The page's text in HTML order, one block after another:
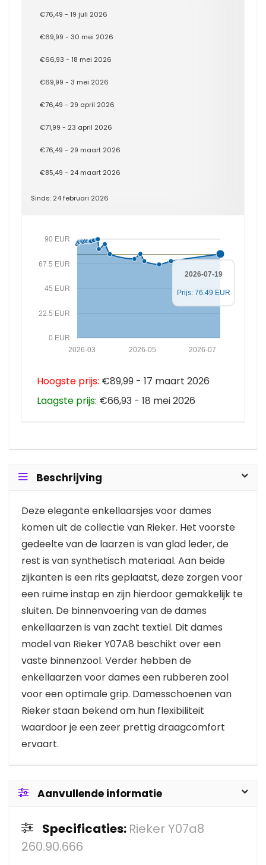
€76,49 - 19 juli 2026
€69,99 - 30 mei 2026
€66,93 - 18 mei 2026
€69,99 - 3 mei 2026
€76,49 - 29 april 2026
€71,99 - 23 april 2026
€76,49 - 29 maart 2026
€85,49 - 24 maart 2026
Sinds: 24 februari 2026
0 EUR
22.5 EUR
45 EUR
67.5 EUR
90 EUR
2026-07
2026-05
2026-03
2026-07-19
Prijs: 76.49 EUR
Hoogste prijs: €89,99 - 17 maart 2026
Laagste prijs: €66,93 - 18 mei 2026
Beschrijving
Deze elegante enkellaarsjes voor dames
komen uit de collectie van Rieker. Het voorste
gedeelte van de laarzen is van glad leder, de
rest is van synthetisch materiaal. Aan beide
zijkanten is een rits geplaatst, deze zorgen voor
een ruime instap en zijn hierdoor gemakkelijk te
sluiten. De binnenvoering van de dames
enkellaarzen is van zacht textiel. Dit dames
model van Rieker Y07A8 beschikt over een
vaste binnenzool. Verder hebben de
enkellaarzen voor dames een rubberen zool
voor een optimale grip. Damesschoenen van
Rieker staan bekend om hun flexibiliteit
waardoor je een zeer prettig draagcomfort
ervaart.
Aanvullende informatie
Specificaties: Rieker Y07a8
260.90.666